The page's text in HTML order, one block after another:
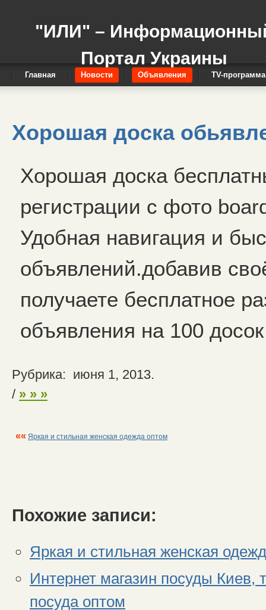
"ИЛИ" –
Портал Украины
Главная Новости Объявления TV-программа
Хорошая доска
Хорошая доска
регистрации с фото
Удобная навигация и
объявлений.добавив
получаете бесплатное
объявления на 100
Рубрика: июня 1, 2013.
/ » » »
«« Яркая и стильная женская одежда оптом
Похожие записи:
Яркая и стильная женская
Интернет магазин посуды Киев,
посуда оптом